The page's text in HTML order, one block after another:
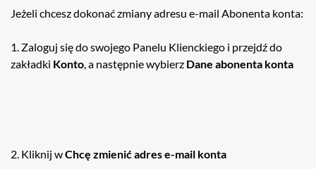
Jeżeli chcesz dokonać zmiany adresu e-mail Abonenta konta:
1. Zaloguj się do swojego Panelu Klienckiego i przejdź do
zakładki Konto, a następnie wybierz Dane abonenta konta
2. Kliknij wChcę zmienić adres e-mail konta